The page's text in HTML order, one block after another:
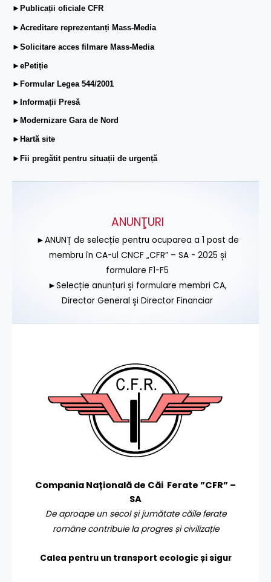
►Publicații oficiale CFR
►Acreditare reprezentanți Mass-Media
►Solicitare acces filmare Mass-Media
►ePetiție
►Formular Legea 544/2001
►Informații Presă
►Modernizare Gara de Nord
►Hartă site
►Fii pregătit pentru situații de urgență
ANUNŢURI
►ANUNȚ de selecție pentru ocuparea a 1 post de
membru în CA-ul CNCF „CFR” – SA - 2025 și
formulare F1-F5
►Selecție anunțuri și formulare membri CA,
Director General și Director Financiar
Compania Națională de Căi Ferate ”CFR” –
SA
De aproape un secol și jumătate căile ferate
române contribuie la progres și civilizație
Calea pentru un transport ecologic și sigur